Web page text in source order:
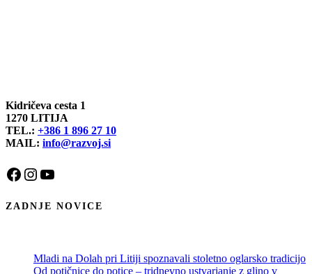
Kidričeva cesta 1
1270 LITIJA
TEL.: +386 1 896 27 10
MAIL: info@razvoj.si
Facebook
Instagram
YouTube
ZADNJE NOVICE
Mladi na Dolah pri Litiji spoznavali stoletno oglarsko tradicijo
Od potičnice do potice – tridnevno ustvarjanje z glino v